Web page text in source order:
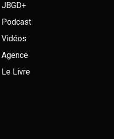
JBGD+
Podcast
Vidéos
Agence
Le Livre